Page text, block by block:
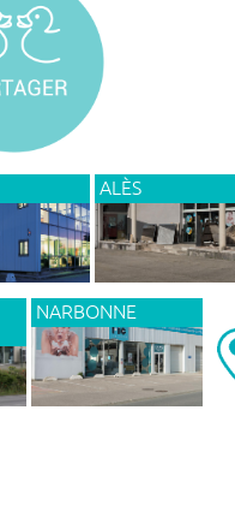
ALÈS
NARBONNE